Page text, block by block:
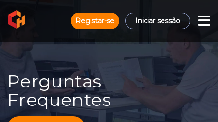
Registar-se Iniciar sessão
Perguntas
Frequentes